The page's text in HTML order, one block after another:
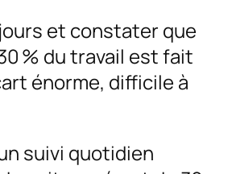
et constater que
% du travail est fait
énorme, difficile à
suivi quotidien